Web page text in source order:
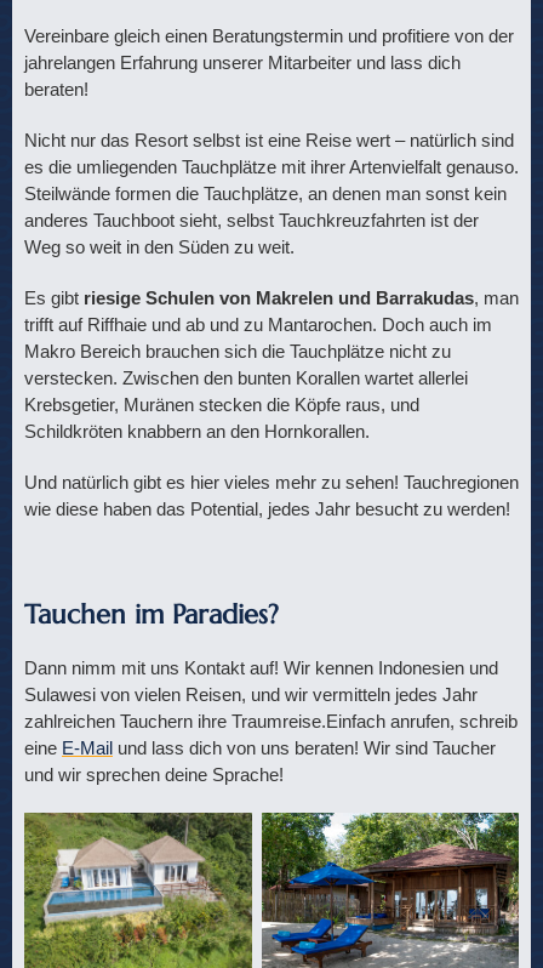
Vereinbare gleich einen Beratungstermin und profitiere von der
jahrelangen Erfahrung unserer Mitarbeiter und lass dich
beraten!
Nicht nur das Resort selbst ist eine Reise wert – natürlich sind
es die umliegenden Tauchplätze mit ihrer Artenvielfalt genauso.
Steilwände formen die Tauchplätze, an denen man sonst kein
anderes Tauchboot sieht, selbst Tauchkreuzfahrten ist der
Weg so weit in den Süden zu weit.
Es gibt riesige Schulen von Makrelen und Barrakudas, man
trifft auf Riffhaie und ab und zu Mantarochen. Doch auch im
Makro Bereich brauchen sich die Tauchplätze nicht zu
verstecken. Zwischen den bunten Korallen wartet allerlei
Krebsgetier, Muränen stecken die Köpfe raus, und
Schildkröten knabbern an den Hornkorallen.
Und natürlich gibt es hier vieles mehr zu sehen! Tauchregionen
wie diese haben das Potential, jedes Jahr besucht zu werden!
Tauchen im Paradies?
Dann nimm mit uns Kontakt auf! Wir kennen Indonesien und
Sulawesi von vielen Reisen, und wir vermitteln jedes Jahr
zahlreichen Tauchern ihre Traumreise.Einfach anrufen, schreib
eine E-Mail und lass dich von uns beraten! Wir sind Taucher
und wir sprechen deine Sprache!